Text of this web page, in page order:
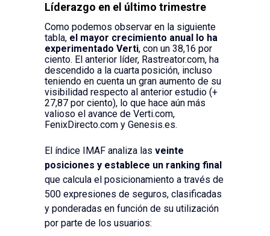
Líderazgo en el último trimestre
Como podemos observar en la siguiente
tabla, el mayor crecimiento anual lo ha
experimentado Verti, con un 38,16 por
ciento. El anterior líder, Rastreator.com, ha
descendido a la cuarta posición, incluso
teniendo en cuenta un gran aumento de su
visibilidad respecto al anterior estudio (+
27,87 por ciento), lo que hace aún más
valioso el avance de Verti.com,
FenixDirecto.com y Genesis.es.
El índice IMAF analiza las veinte
posiciones y establece un ranking final
que calcula el posicionamiento a través de
500 expresiones de seguros, clasificadas
y ponderadas en función de su utilización
por parte de los usuarios: